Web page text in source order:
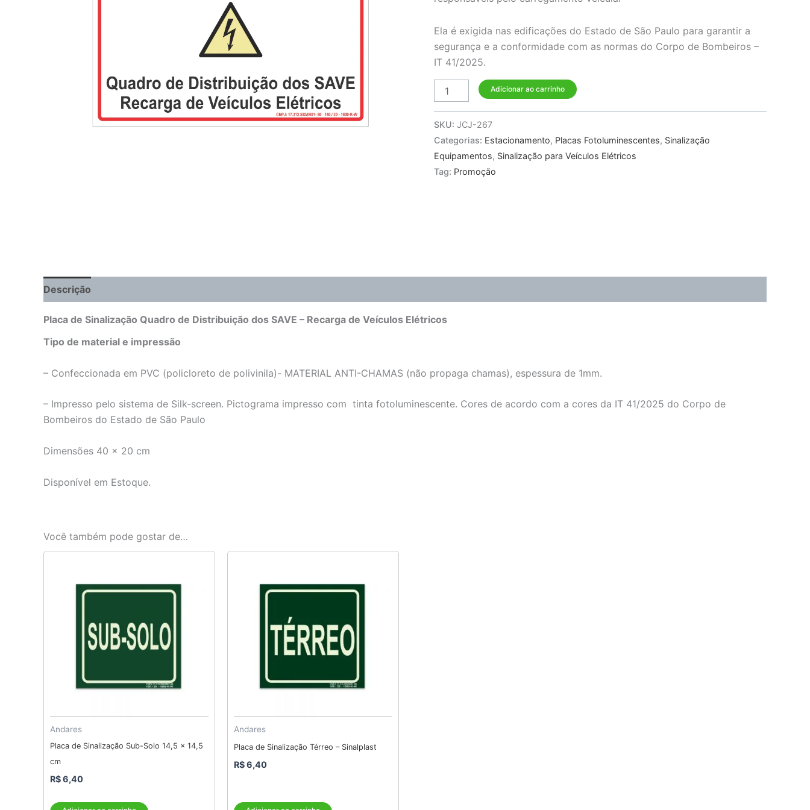
Ela é exigida nas edificações do Estado de São Paulo para garantir a
segurança e a conformidade com as normas do Corpo de Bombeiros –
IT 41/2025.
Recarga
Veículos
IT
41/2025
CB
SP
quantidade
Adicionar ao carrinho
SKU: JCJ-267
Categorias: Estacionamento, Placas Fotoluminescentes, Sinalização
Equipamentos, Sinalização para Veículos Elétricos
Tag: Promoção
Descrição
Placa de Sinalização Quadro de Distribuição dos SAVE – Recarga de Veículos Elétricos
Tipo de material e impressão
– Confeccionada em PVC (policloreto de polivinila)- MATERIAL ANTI-CHAMAS (não propaga chamas), espessura de 1mm.
– Impresso pelo sistema de Silk-screen. Pictograma impresso com tinta fotoluminescente. Cores de acordo com a cores da IT 41/2025 do Corpo de
Bombeiros do Estado de São Paulo
Dimensões 40 x 20 cm
Disponível em Estoque.
Você também pode gostar de…
Andares
Placa de Sinalização Sub-Solo 14,5 x 14,5
cm
R$6,40
Andares
Placa de Sinalização Térreo – Sinalplast
R$6,40